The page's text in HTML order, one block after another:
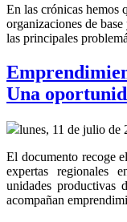
En las crónicas hemos
organizaciones de
las principales
Una
lunes, 11 de julio de
El documento recoge
expertas regionales
unidades productivas
acompañan